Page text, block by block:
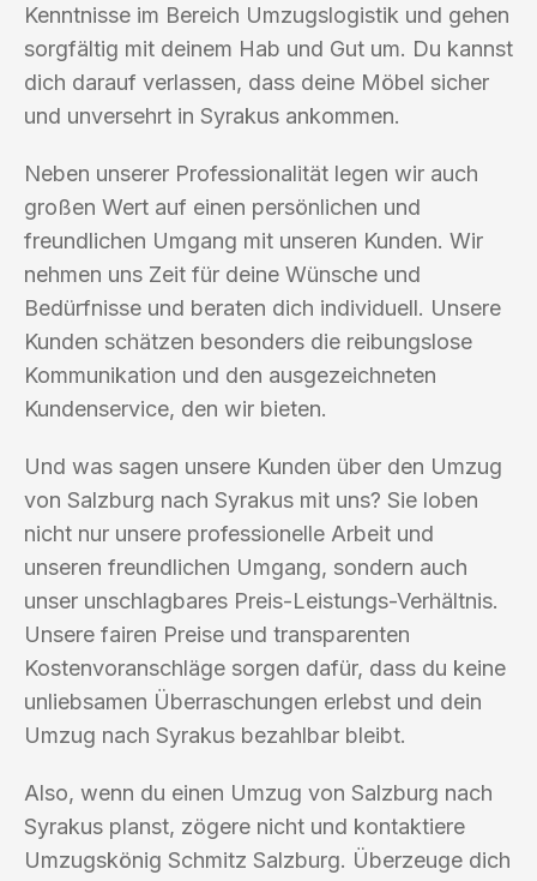
Kenntnisse im Bereich Umzugslogistik und gehen
sorgfältig mit deinem Hab und Gut um. Du kannst
dich darauf verlassen, dass deine Möbel sicher
und unversehrt in Syrakus ankommen.
Neben unserer Professionalität legen wir auch
großen Wert auf einen persönlichen und
freundlichen Umgang mit unseren Kunden. Wir
nehmen uns Zeit für deine Wünsche und
Bedürfnisse und beraten dich individuell. Unsere
Kunden schätzen besonders die reibungslose
Kommunikation und den ausgezeichneten
Kundenservice, den wir bieten.
Und was sagen unsere Kunden über den Umzug
von Salzburg nach Syrakus mit uns? Sie loben
nicht nur unsere professionelle Arbeit und
unseren freundlichen Umgang, sondern auch
unser unschlagbares Preis-Leistungs-Verhältnis.
Unsere fairen Preise und transparenten
Kostenvoranschläge sorgen dafür, dass du keine
unliebsamen Überraschungen erlebst und dein
Umzug nach Syrakus bezahlbar bleibt.
Also, wenn du einen Umzug von Salzburg nach
Syrakus planst, zögere nicht und kontaktiere
Umzugskönig Schmitz Salzburg. Überzeuge dich